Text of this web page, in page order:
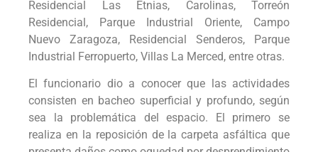
Residencial Las Etnias, Carolinas, Torreón
Residencial, Parque Industrial Oriente, Campo
Nuevo Zaragoza, Residencial Senderos, Parque
Industrial Ferropuerto, Villas La Merced, entre otras.
El funcionario dio a conocer que las actividades
consisten en bacheo superficial y profundo, según
sea la problemática del espacio. El primero se
realiza en la reposición de la carpeta asfáltica que